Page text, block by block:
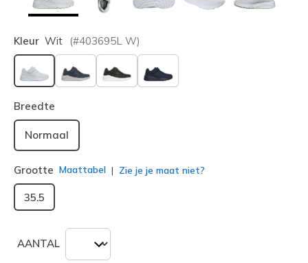
Kleur Wit (#403695L W)
geselecteerd
Breedte
Normaal
Grootte Maattabel Zie je je maat niet?
35.5
AANTAL